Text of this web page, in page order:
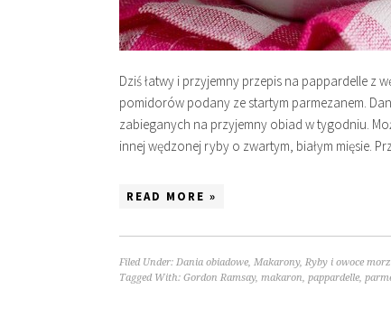
Dziś łatwy i przyjemny przepis na pappardelle z
pomidorów podany ze startym parmezanem.
zabieganych na przyjemny obiad w tygodniu.
innej wędzonej ryby o zwartym, białym mięsie.
READ MORE »
Filed Under: Dania obiadowe, Makarony, Ryby i owoce
Tagged With: Gordon Ramsay, makaron, pappardelle,